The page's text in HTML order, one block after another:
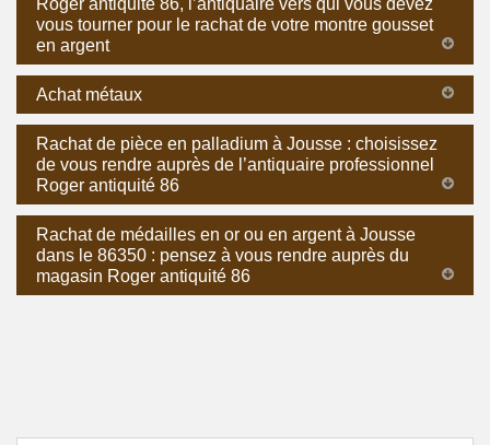
vous tourner pour le rachat de votre montre gousset
en argent
Achat métaux
Rachat de pièce en palladium à Jousse : choisissez
de vous rendre auprès de l’antiquaire professionnel
Roger antiquité 86
Rachat de médailles en or ou en argent à Jousse
dans le 86350 : pensez à vous rendre auprès du
magasin Roger antiquité 86